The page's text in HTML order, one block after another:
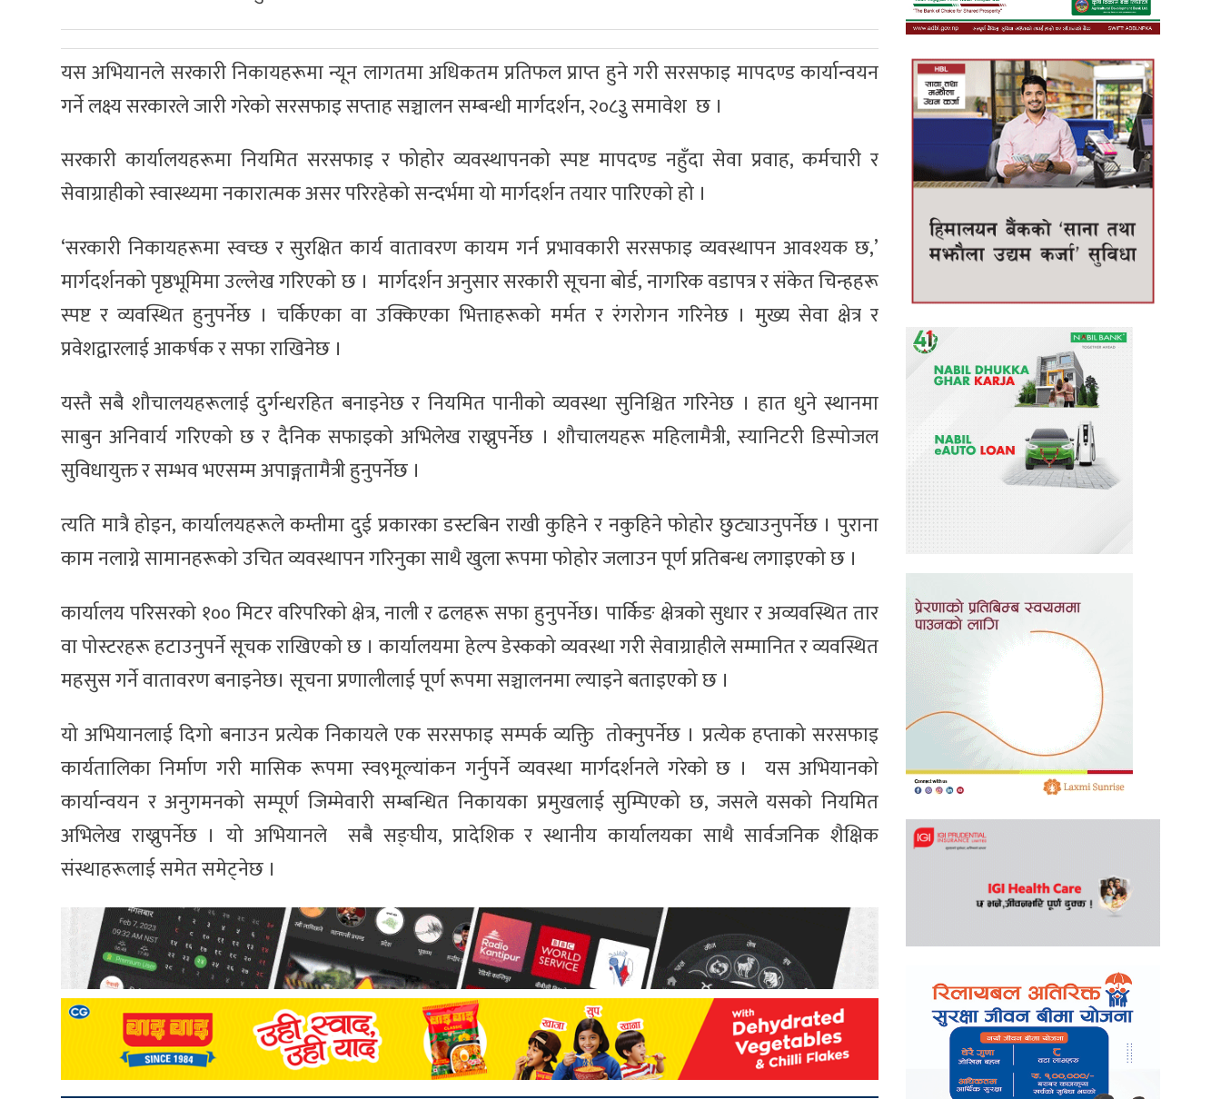
यस अभियानले सरकारी निकायहरूमा न्यून लागतमा अधिकतम प्रतिफल प्राप्त हुने गरी सरसफाइ मापदण्ड कार्यान्वयन
गर्ने लक्ष्य सरकारले जारी गरेको सरसफाइ सप्ताह सञ्चालन सम्बन्धी मार्गदर्शन, २०८३ु समावेश छ ।
सरकारी कार्यालयहरूमा नियमित सरसफाइ र फोहोर व्यवस्थापनको स्पष्ट मापदण्ड नहुँदा सेवा प्रवाह, कर्मचारी र
सेवाग्राहीको स्वास्थ्यमा नकारात्मक असर परिरहेको सन्दर्भमा यो मार्गदर्शन तयार पारिएको हो ।
‘सरकारी निकायहरूमा स्वच्छ र सुरक्षित कार्य वातावरण कायम गर्न प्रभावकारी सरसफाइ व्यवस्थापन आवश्यक छ,’
मार्गदर्शनको पृष्ठभूमिमा उल्लेख गरिएको छ । मार्गदर्शन अनुसार सरकारी सूचना बोर्ड, नागरिक वडापत्र र संकेत चिन्हहरू
स्पष्ट र व्यवस्थित हुनुपर्नेछ । चर्किएका वा उक्किएका भित्ताहरूको मर्मत र रंगरोगन गरिनेछ । मुख्य सेवा क्षेत्र र
प्रवेशद्वारलाई आकर्षक र सफा राखिनेछ ।
यस्तै सबै शौचालयहरूलाई दुर्गन्धरहित बनाइनेछ र नियमित पानीको व्यवस्था सुनिश्चित गरिनेछ । हात धुने स्थानमा
साबुन अनिवार्य गरिएको छ र दैनिक सफाइको अभिलेख राख्नुपर्नेछ । शौचालयहरू महिलामैत्री, स्यानिटरी डिस्पोजल
सुविधायुक्त र सम्भव भएसम्म अपाङ्गतामैत्री हुनुपर्नेछ ।
त्यति मात्रै होइन, कार्यालयहरूले कम्तीमा दुई प्रकारका डस्टबिन राखी कुहिने र नकुहिने फोहोर छुट्याउनुपर्नेछ । पुराना
काम नलाग्ने सामानहरूको उचित व्यवस्थापन गरिनुका साथै खुला रूपमा फोहोर जलाउन पूर्ण प्रतिबन्ध लगाइएको छ ।
कार्यालय परिसरको १०० मिटर वरिपरिको क्षेत्र, नाली र ढलहरू सफा हुनुपर्नेछ। पार्किङ क्षेत्रको सुधार र अव्यवस्थित तार
वा पोस्टरहरू हटाउनुपर्ने सूचक राखिएको छ । कार्यालयमा हेल्प डेस्कको व्यवस्था गरी सेवाग्राहीले सम्मानित र व्यवस्थित
महसुस गर्ने वातावरण बनाइनेछ। सूचना प्रणालीलाई पूर्ण रूपमा सञ्चालनमा ल्याइने बताइएको छ ।
यो अभियानलाई दिगो बनाउन प्रत्येक निकायले एक सरसफाइ सम्पर्क व्यक्तिु तोक्नुपर्नेछ । प्रत्येक हप्ताको सरसफाइ
कार्यतालिका निर्माण गरी मासिक रूपमा स्व९मूल्यांकन गर्नुपर्ने व्यवस्था मार्गदर्शनले गरेको छ । यस अभियानको
कार्यान्वयन र अनुगमनको सम्पूर्ण जिम्मेवारी सम्बन्धित निकायका प्रमुखलाई सुम्पिएको छ, जसले यसको नियमित
अभिलेख राख्नुपर्नेछ । ​यो अभियानले सबै सङ्घीय, प्रादेशिक र स्थानीय कार्यालयका साथै सार्वजनिक शैक्षिक
संस्थाहरूलाई समेत समेट्नेछ ।